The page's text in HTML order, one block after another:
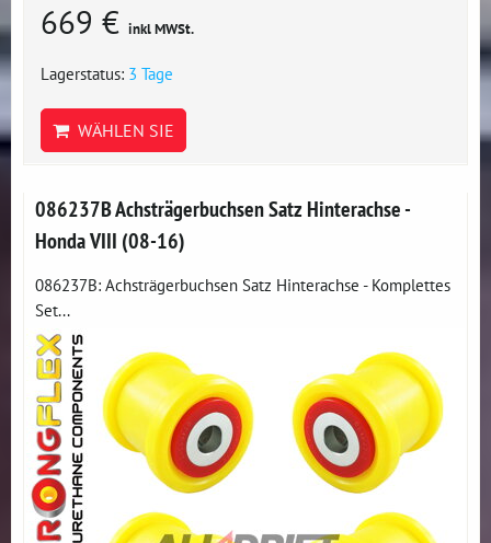
669 € inkl MWSt.
Lagerstatus: 3 Tage
WÄHLEN SIE
086237B Achsträgerbuchsen Satz Hinterachse -
Honda VIII (08-16)
086237B: Achsträgerbuchsen Satz Hinterachse - Komplettes
Set...